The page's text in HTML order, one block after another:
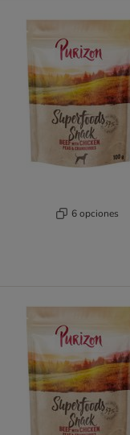
6 opciones